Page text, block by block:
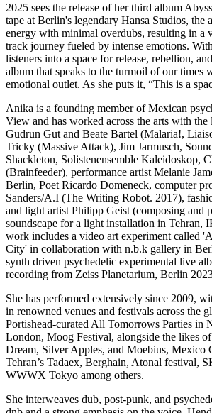
2025 sees the release of her third album
tape at Berlin's legendary Hansa Studios, the
energy with minimal overdubs, resulting in a
track journey fueled by intense emotions.
listeners into a space for release, rebellion,
album that speaks to the turmoil of our times
emotional outlet. As she puts it, “This is a
Anika is a founding member of Mexican
View and has worked across the arts with
Gudrun Gut and Beate Bartel (Malaria!,
Tricky (Massive Attack), Jim Jarmusch,
Shackleton, Solistenensemble Kaleidoskop,
(Brainfeeder), performance artist Melanie
Berlin, Poet Ricardo Domeneck, computer
Sanders/A.I (The Writing Robot. 2017),
and light artist Philipp Geist (composing and
soundscape for a light installation in Tehran,
work includes a video art experiment called
City' in collaboration with n.b.k gallery in
synth driven psychedelic experimental live
recording from Zeiss Planetarium, Berlin
She has performed extensively since 2009,
in renowned venues and festivals across the
Portishead-curated All Tomorrows Parties in
London, Moog Festival, alongside the likes
Dream, Silver Apples, and Moebius, Mexico
Tehran’s Tadaex, Berghain, Atonal festival,
WWWX Tokyo among others.
She interweaves dub, post-punk, and